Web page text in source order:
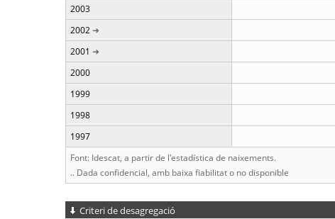
2003
2002
2001
2000
1999
1998
1997
Font: Idescat, a partir de l'estadística de naixements.
.. Dada confidencial, amb baixa fiabilitat o no disponible
Criteri de desagregació